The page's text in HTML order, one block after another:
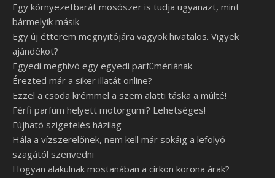
Egy környezetbarát mosószer is tudja ugyanazt, mint
bármelyik másik
Egy új étterem megnyitójára vagyok hivatalos. Vigyek
ajándékot?
Egyedi meghívó egy egyedi parfümériának
Érezted már a siker illatát online?
Ezzel a csoda krémmel a szem alatti táska a múlté!
Férfi parfüm helyett motorgumi? Lehetséges!
Fújható szigetelés házilag
Hála a vízszerelőnek, nem kell már sokáig a lefolyó
szagától szenvedni
Hogyan alakulnak mostanában a cirkon korona árak?